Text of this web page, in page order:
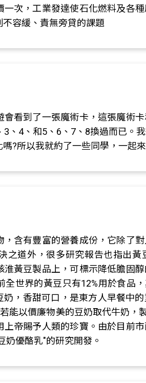
次，工業發達使石化燃料及各
容緩、責無旁貸的課題
會看到了一張魔術卡，這張魔術
、4、和5、6、7、8換過而已。
?所以我就約了一些同學，一起
含有豐富的營養成份，它除了
之道外，很多研究報告也指出黃
黃豆製品上，可標示降低膽固
世界的黃豆只有12%用於食品
，香甜可口，是東方人早餐中
能以價廉物美的豆奶取代牛奶，
帝賜予人類的珍寶。由於目前
奶優酪乳"的研究開發。